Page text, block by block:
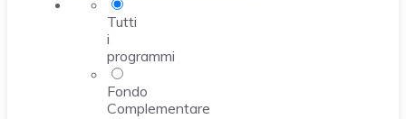
Tutti
i
programmi
Fondo
Complementare